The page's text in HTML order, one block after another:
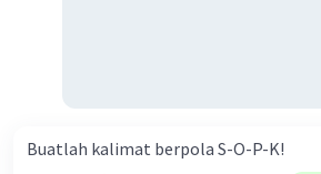
Buatlah kalimat berpola S-O-P-K!